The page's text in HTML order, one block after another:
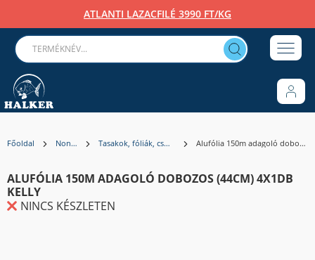
ATLANTI LAZACFILÉ 3990 FT/KG
Főoldal Non-Food Tasakok, fóliák, csomagolóanyagok Alufólia 150m adagoló dobozos (44cm) 4x1db KELLY
ALUFÓLIA 150M ADAGOLÓ DOBOZOS (44CM) 4X1DB
KELLY
NINCS KÉSZLETEN